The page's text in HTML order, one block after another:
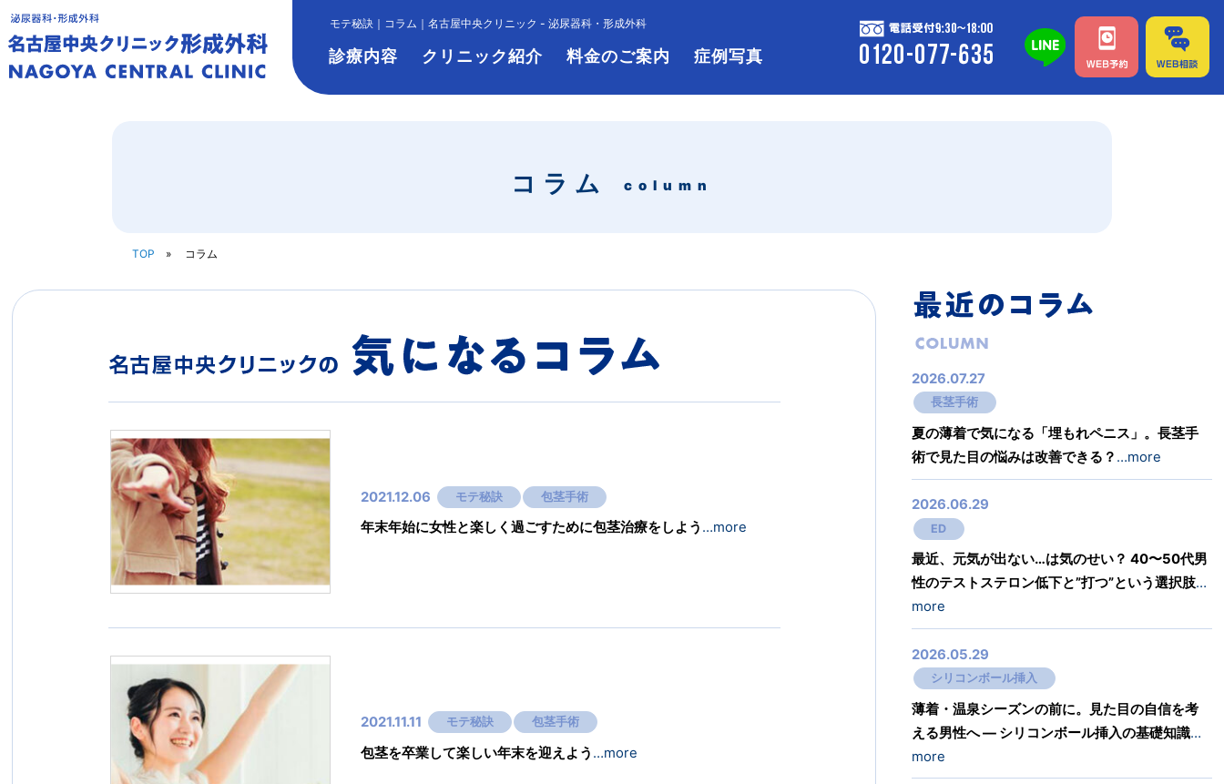
モテ秘訣｜コラム｜名古屋中央クリニック - 泌尿器科・形成外科
診療内容 クリニック紹介 料金のご案内 症例写真
コラム column
TOP コラム
2021.12.06 モテ秘訣 包茎手術
年末年始に女性と楽しく過ごすために包茎治療をしよう …more
2021.11.11 モテ秘訣 包茎手術
包茎を卒業して楽しい年末を迎えよう …more
2026.07.27
長茎手術
夏の薄着で気になる「埋もれペニス」。長茎手
術で見た目の悩みは改善できる？ …more
2026.06.29
ED
最近、元気が出ない…は気のせい？ 40〜50代男
性のテストステロン低下と”打つ”という選択肢…
more
2026.05.29
シリコンボール挿入
薄着・温泉シーズンの前に。見た目の自信を考
える男性へ ― シリコンボール挿入の基礎知識…
more